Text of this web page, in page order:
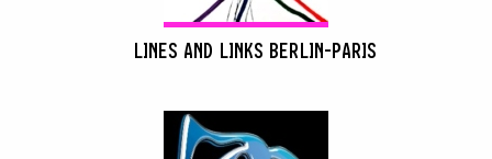
LINES AND LINKS BERLIN-PARIS